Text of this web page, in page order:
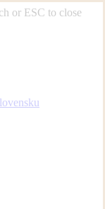
or ESC to close